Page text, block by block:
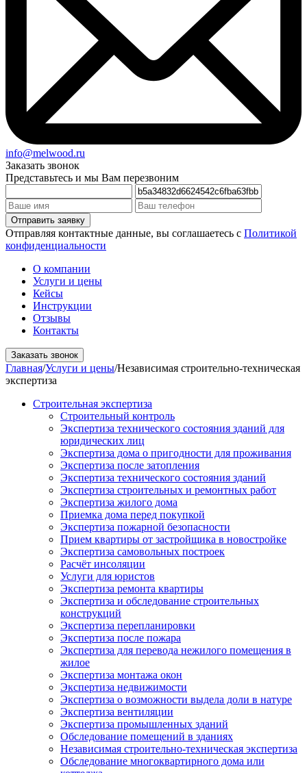
info@melwood.ru
Заказать звонок
Представьтесь и мы Вам перезвоним
Отправляя контактные данные, вы соглашаетесь с Политикой
конфиденциальности
О компании
Услуги и цены
Кейсы
Инструкции
Отзывы
Контакты
Заказать звонок
Главная/Услуги и цены/Независимая строительно-техническая
экспертиза
Строительная экспертиза
Строительный контроль
Экспертиза технического состояния зданий для
юридических лиц
Экспертиза дома о пригодности для проживания
Экспертиза после затопления
Экспертиза технического состояния зданий
Экспертиза строительных и ремонтных работ
Экспертиза жилого дома
Приемка дома перед покупкой
Экспертиза пожарной безопасности
Прием квартиры от застройщика в новостройке
Экспертиза самовольных построек
Расчёт инсоляции
Услуги для юристов
Экспертиза ремонта квартиры
Экспертиза и обследование строительных
конструкций
Экспертиза перепланировки
Экспертиза после пожара
Экспертиза для перевода нежилого помещения в
жилое
Экспертиза монтажа окон
Экспертиза недвижимости
Экспертиза о возможности выдела доли в натуре
Экспертиза вентиляции
Экспертиза промышленных зданий
Обследование помещений в зданиях
Независимая строительно-техническая экспертиза
Обследование многоквартирного дома или